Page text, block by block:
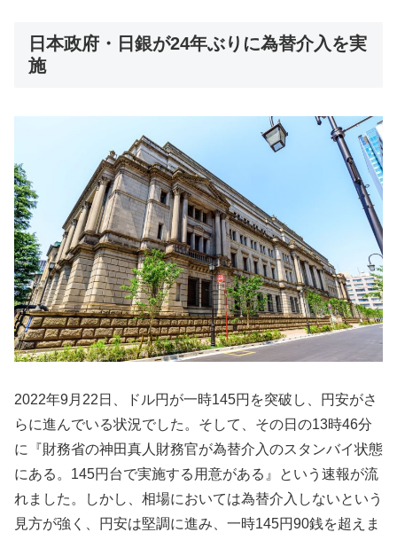
日本政府・日銀が24年ぶりに為替介入を実
施
2022年9月 22 日、ドル円が一時145円を突破し、円安がさ
らに進んでいる状況でした。そして、その日の13時46分
に『財務省の神田真人財務官が為替介入のスタンバイ状態
にある。 145円台で実施する用意がある』という速報が流
れました。しかし、相場においては為替介入しないという
見方が強く、円安は堅調に進み、一時145円90銭を超えま